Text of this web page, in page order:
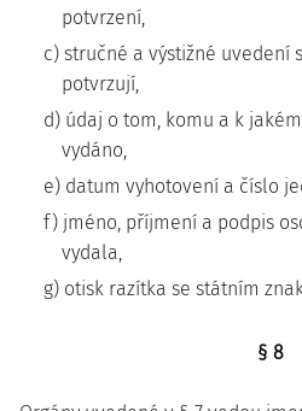
potvrzení,
c) stručné a výstižné uvedení
potvrzují,
d) údaj o tom, komu a k
vydáno,
e) datum vyhotovení a číslo
f) jméno, příjmení a podpis
vydala,
g) otisk razítka se státním
§ 8